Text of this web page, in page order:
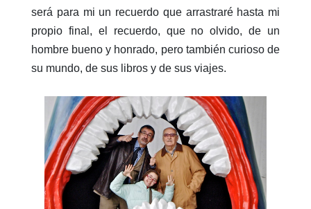
será para mi un recuerdo que arrastraré hasta mi
propio final, el recuerdo, que no olvido, de un
hombre bueno y honrado, pero también curioso de
su mundo, de sus libros y de sus viajes.